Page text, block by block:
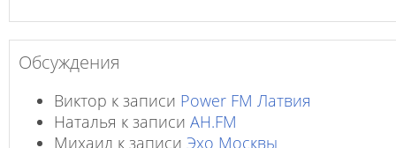
Обсуждения
Виктор к записи Power FM Латвия
Наталья к записи AH.FM
Михаил к записи Эхо Москвы